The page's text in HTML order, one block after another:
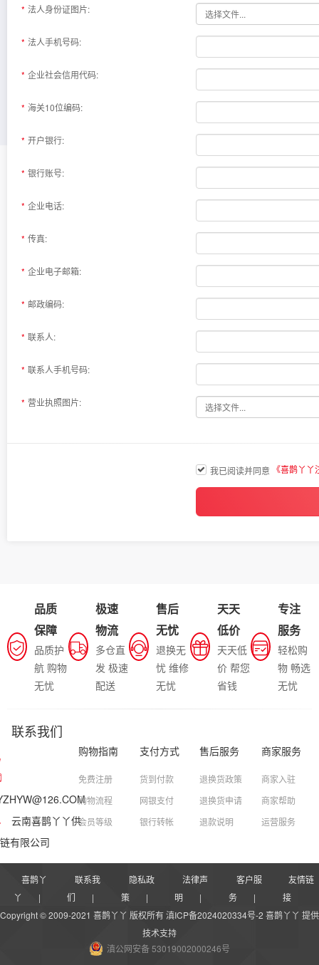
法人身份证图片:
法人手机号码:
企业社会信用代码:
海关10位编码:
开户银行:
银行账号:
企业电话:
传真:
企业电子邮箱:
邮政编码:
联系人:
联系人手机号码:
营业执照图片:
我已阅读并同意 《喜鹊丫
品质
保障
品质护
航 购物
无忧
极速
物流
多仓直
发 极速
配送
售后
无忧
退换无
忧 维修
无忧
天天
低价
天天低
价 帮您
省钱
专注
服务
轻松购
物 畅选
无忧
联系我们
云南喜鹊丫丫供
有限公司
购物指南
免费注册
购物流程
会员等级
支付方式
货到付款
网银支付
银行转帐
售后服务
退换货政策
退换货申请
退款说明
商家服务
商家入驻
商家帮助
运营服务
喜鹊丫
丫
|
联系我
们
|
隐私政
策
|
法律声
明
|
客户服
务
|
友情链
接
Copyright © 2009-2021 喜鹊丫丫 版权所有 滇ICP备2024020334号-2 喜鹊丫丫 提供
技术支持
滇公网安备 53019002000246号